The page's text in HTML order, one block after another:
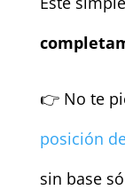
👉 No te
posición
sin base